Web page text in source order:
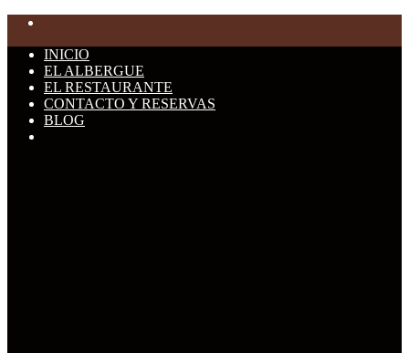
INICIO
EL ALBERGUE
EL RESTAURANTE
CONTACTO Y RESERVAS
BLOG